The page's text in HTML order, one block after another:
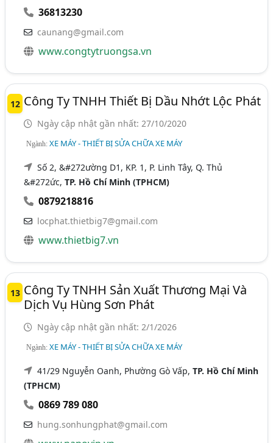
36813230
caunang@gmail.com
www.congtytruongsa.vn
12 Công Ty TNHH Thiết Bị Dầu Nhớt Lộc Phát
Ngày cập nhật gần nhất: 27/10/2020
Ngành:XE MÁY - THIẾT BỊ SỬA CHỮA XE MÁY
Số 2, &#272ường D1, KP. 1, P. Linh Tây, Q. Thủ
&#272ức,TP. Hồ Chí Minh (TPHCM)
0879218816
locphat.thietbig7@gmail.com
www.thietbig7.vn
13 Công Ty TNHH Sản Xuất Thương Mại Và
Dịch Vụ Hùng Sơn Phát
Ngày cập nhật gần nhất: 2/1/2026
Ngành:XE MÁY - THIẾT BỊ SỬA CHỮA XE MÁY
41/29 Nguyễn Oanh, Phường Gò Vấp,TP. Hồ Chí Minh
(TPHCM)
0869 789 080
hung.sonhungphat@gmail.com